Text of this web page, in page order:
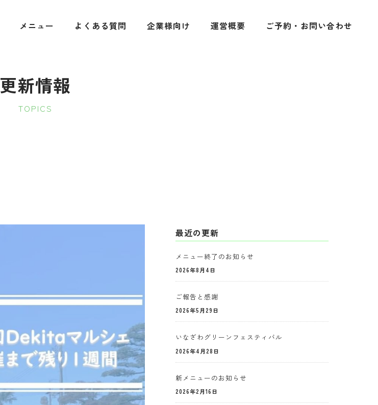
メニュー よくある質問 企業様向け 運営概要 ご予約・お問い合わせ
更新情報
TOPICS
最近の更新
メニュー終了のお知らせ
2026年8月4日
ご報告と感謝
2026年5月29日
いなざわグリーンフェスティバル
2026年4月28日
新メニューのお知らせ
2026年2月16日